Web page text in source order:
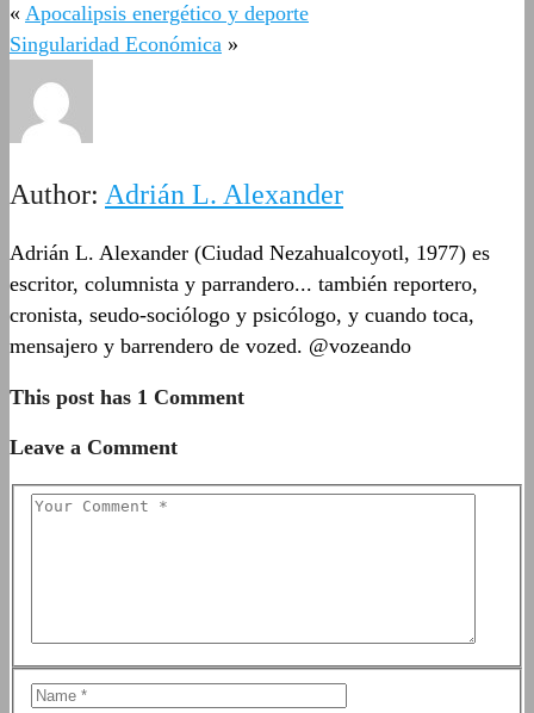
« Apocalipsis energético y deporte
Singularidad Económica »
Author: Adrián L. Alexander
Adrián L. Alexander (Ciudad Nezahualcoyotl, 1977) es
escritor, columnista y parrandero... también reportero,
cronista, seudo-sociólogo y psicólogo, y cuando toca,
mensajero y barrendero de vozed. @vozeando
This post has 1 Comment
Leave a Comment